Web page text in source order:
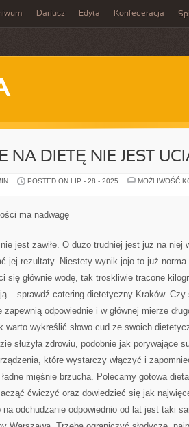
Dariusz Edyta Konfederacja
NA DIETĘ NIE JEST
POSTED ON LIP - 28 - 2025
MOŻLIWOŚĆ
ma nadwagę
jest zawiłe. O dużo trudniej jest już na niej
jej rezultaty. Niestety wynik jojo to już
się głównie wodę, tak troskliwie tracone
– sprawdź catering dietetyczny Kraków.
odpowiednie i w głównej mierze
warto wykreślić słowo cud ze swoich
służyła zdrowiu, podobnie jak porywające
które wystarczy włączyć i
mięśnie brzucha. Polecamy gotowa
ćwiczyć oraz dowiedzieć się jak
odchudzanie odpowiednio od lat jest taki